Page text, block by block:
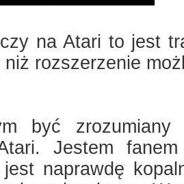
na Atari to jest
rozszerzenie
być
Jestem
naprawdę